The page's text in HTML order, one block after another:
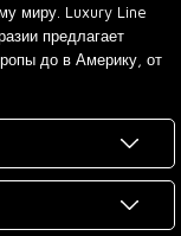
миру. Luxury Line
предлагает
до в Америку, от